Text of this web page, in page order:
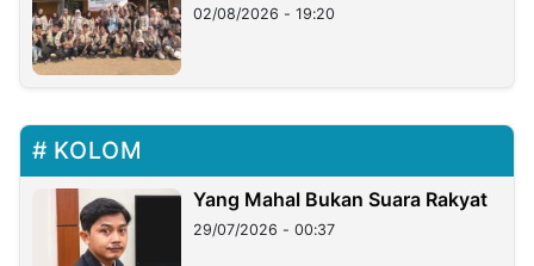
02/08/2026 - 19:20
KOLOM
Yang Mahal Bukan Suara Rakyat
29/07/2026 - 00:37